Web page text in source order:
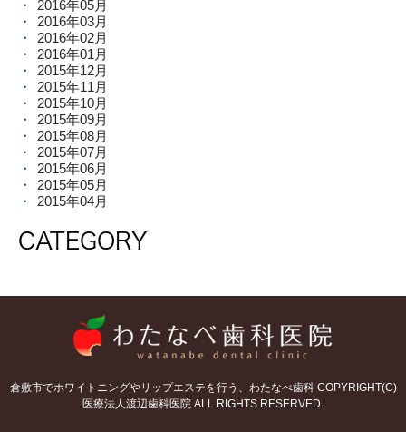
2016年05月
2016年03月
2016年02月
2016年01月
2015年12月
2015年11月
2015年10月
2015年09月
2015年08月
2015年07月
2015年06月
2015年05月
2015年04月
CATEGORY
倉敷市でホワイトニングやリップエステを行う、わたなべ歯科 COPYRIGHT(C)
医療法人渡辺歯科医院 ALL RIGHTS RESERVED.